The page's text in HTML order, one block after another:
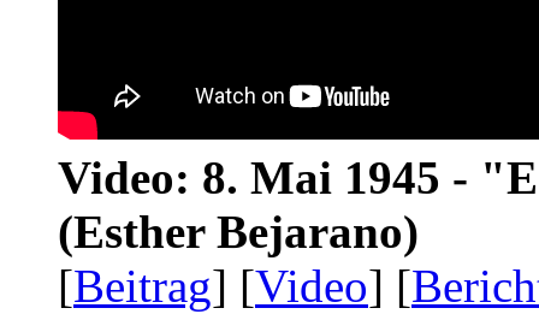
Video: 8. Mai 1945 -
(Esther Bejarano)
[Beitrag] [Video] [